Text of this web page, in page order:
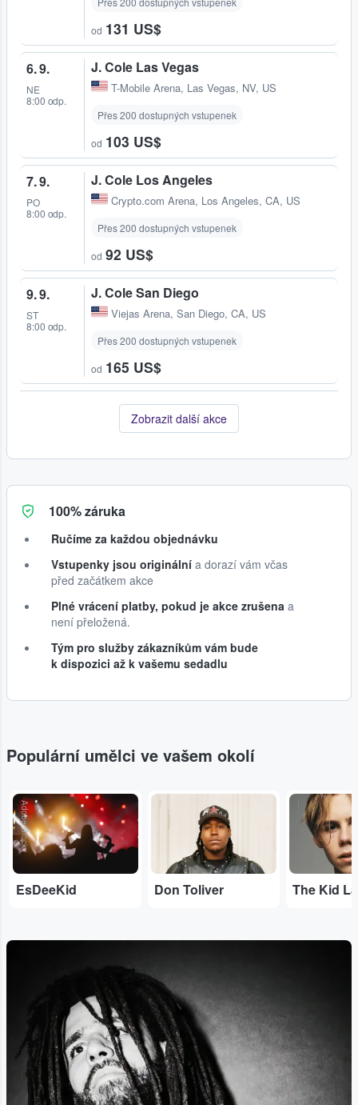
od 131 US$
6. 9.
NE
8:00 odp.
J. Cole Las Vegas
T-Mobile Arena, Las Vegas, NV, US
Přes 200 dostupných vstupenek
od 103 US$
7. 9.
PO
8:00 odp.
J. Cole Los Angeles
Crypto.com Arena, Los Angeles, CA, US
Přes 200 dostupných vstupenek
od 92 US$
9. 9.
ST
8:00 odp.
J. Cole San Diego
Viejas Arena, San Diego, CA, US
Přes 200 dostupných vstupenek
od 165 US$
Zobrazit další akce
100% záruka
Ručíme za každou objednávku
Vstupenky jsou originální a dorazí vám včas
před začátkem akce
Plné vrácení platby, pokud je akce zrušena a
není přeložená.
Tým pro služby zákazníkům vám bude
k dispozici až k vašemu sedadlu
Populární umělci ve vašem okolí
Adobe Stock
EsDeeKid Don Toliver
...
The Kid